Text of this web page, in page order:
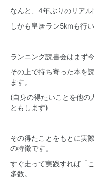
なんと、4年ぶりのリアル
しかも皇居ラン5kmも行
ランニング読書会はまず
その上で持ち寄った本を
ます。
(自身の得たいことを他の
ともします)
その得たことをもとに実
の特徴です。
すぐ走って実践すれば「
多数。